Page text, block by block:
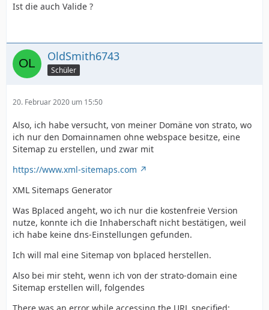
Ist die auch Valide ?
OldSmith6743
Schüler
20. Februar 2020 um 15:50
Also, ich habe versucht, von meiner Domäne von strato, wo
ich nur den Domainnamen ohne webspace besitze, eine
Sitemap zu erstellen, und zwar mit
https://www.xml-sitemaps.com
XML Sitemaps Generator
Was Bplaced angeht, wo ich nur die kostenfreie Version
nutze, konnte ich die Inhaberschaft nicht bestätigen, weil
ich habe keine dns-Einstellungen gefunden.
Ich will mal eine Sitemap von bplaced herstellen.
Also bei mir steht, wenn ich von der strato-domain eine
Sitemap erstellen will, folgendes